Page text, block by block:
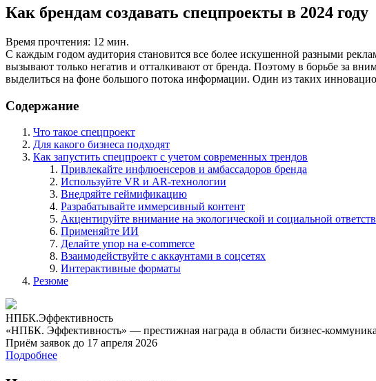
Как брендам создавать спецпроекты в 2024 году
Время прочтения: 12 мин.
С каждым годом аудитория становится все более искушенной разными
вызывают только негатив и отталкивают от бренда. Поэтому в борьбе за
выделиться на фоне большого потока информации. Один из таких
Содержание
Что такое спецпроект
Для какого бизнеса подходят
Как запустить спецпроект с учетом современных трендов
Привлекайте инфлюенсеров и амбассадоров бренда
Используйте VR и AR-технологии
Внедряйте геймификацию
Разрабатывайте иммерсивный контент
Акцентируйте внимание на экологической и социальной
Применяйте ИИ
Делайте упор на e-commerce
Взаимодействуйте с аккаунтами в соцсетях
Интерактивные форматы
Резюме
НПБК.Эффективность
«НПБК. Эффективность» — престижная награда в области бизнес-
Приём заявок до 17 апреля 2026
Подробнее